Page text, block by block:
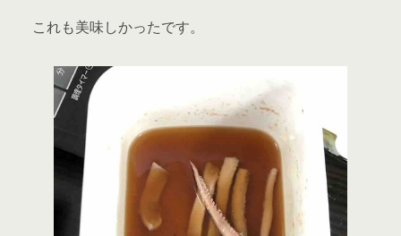
これも美味しかったです。